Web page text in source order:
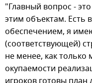
"Главный вопрос -
этим объектам. Есть
обеспечением, я
(соответствующей)
не менее, как
окупаемости